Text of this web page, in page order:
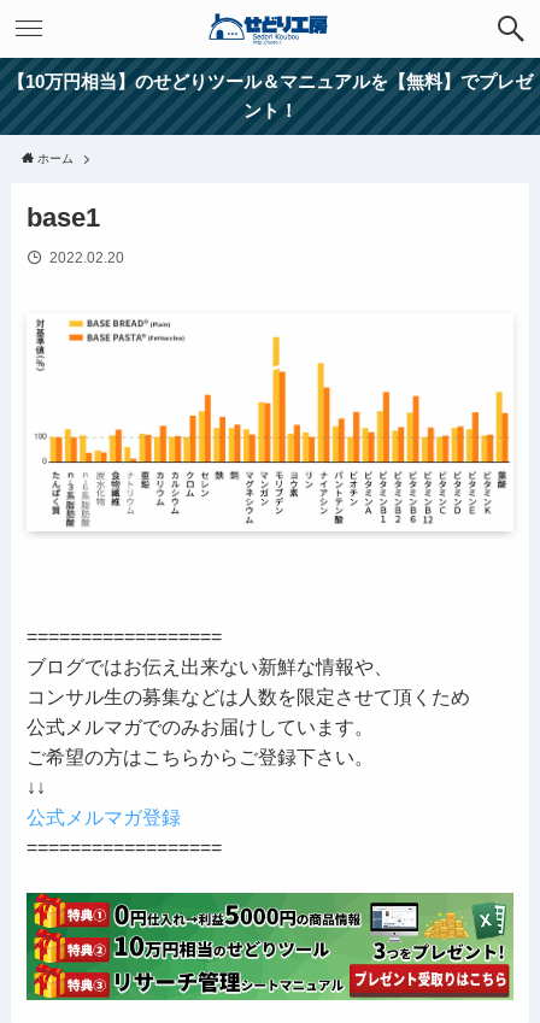
【10万円相当】のせどりツール＆マニュアルを【無料】でプレゼ
ント！
ホーム
base1
2022.02.20
==================
ブログではお伝え出来ない新鮮な情報や、
コンサル生の募集などは人数を限定させて頂くため
公式メルマガでのみお届けしています。
ご希望の方はこちらからご登録下さい。
↓↓
公式メルマガ登録
==================